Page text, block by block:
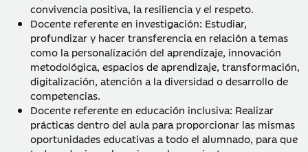
convivencia positiva, la resiliencia y el respeto.
Docente referente en investigación: Estudiar,
profundizar y hacer transferencia en relación a temas
como la personalización del aprendizaje, innovación
metodológica, espacios de aprendizaje, transformación,
digitalización, atención a la diversidad o desarrollo de
competencias.
Docente referente en educación inclusiva: Realizar
prácticas dentro del aula para proporcionar las mismas
oportunidades educativas a todo el alumnado, para que